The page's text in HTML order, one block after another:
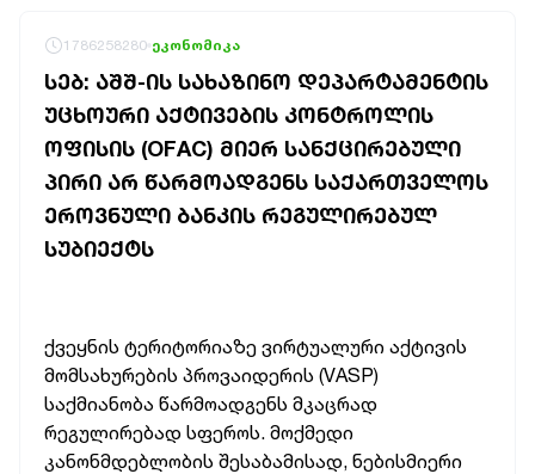
1786258280 ეკონომიკა
ᲡᲔᲑ: ᲐᲨᲨ-ᲘᲡ ᲡᲐᲮᲐᲖᲘᲜᲝ ᲓᲔᲞᲐᲠᲢᲐᲛᲔᲜᲢᲘᲡ
ᲣᲪᲮᲝᲣᲠᲘ ᲐᲥᲢᲘᲕᲔᲑᲘᲡ ᲙᲝᲜᲢᲠᲝᲚᲘᲡ
ᲝᲤᲘᲡᲘᲡ (OFAC) ᲛᲘᲔᲠ ᲡᲐᲜᲥᲪᲘᲠᲔᲑᲣᲚᲘ
ᲞᲘᲠᲘ ᲐᲠ ᲬᲐᲠᲛᲝᲐᲓᲒᲔᲜᲡ ᲡᲐᲥᲐᲠᲗᲕᲔᲚᲝᲡ
ᲔᲠᲝᲕᲜᲣᲚᲘ ᲑᲐᲜᲙᲘᲡ ᲠᲔᲒᲣᲚᲘᲠᲔᲑᲣᲚ
ᲡᲣᲑᲘᲔᲥᲢᲡ
ქვეყნის ტერიტორიაზე ვირტუალური აქტივის
მომსახურების პროვაიდერის (VASP)
საქმიანობა წარმოადგენს მკაცრად
რეგულირებად სფეროს. მოქმედი
კანონმდებლობის შესაბამისად, ნებისმიერი